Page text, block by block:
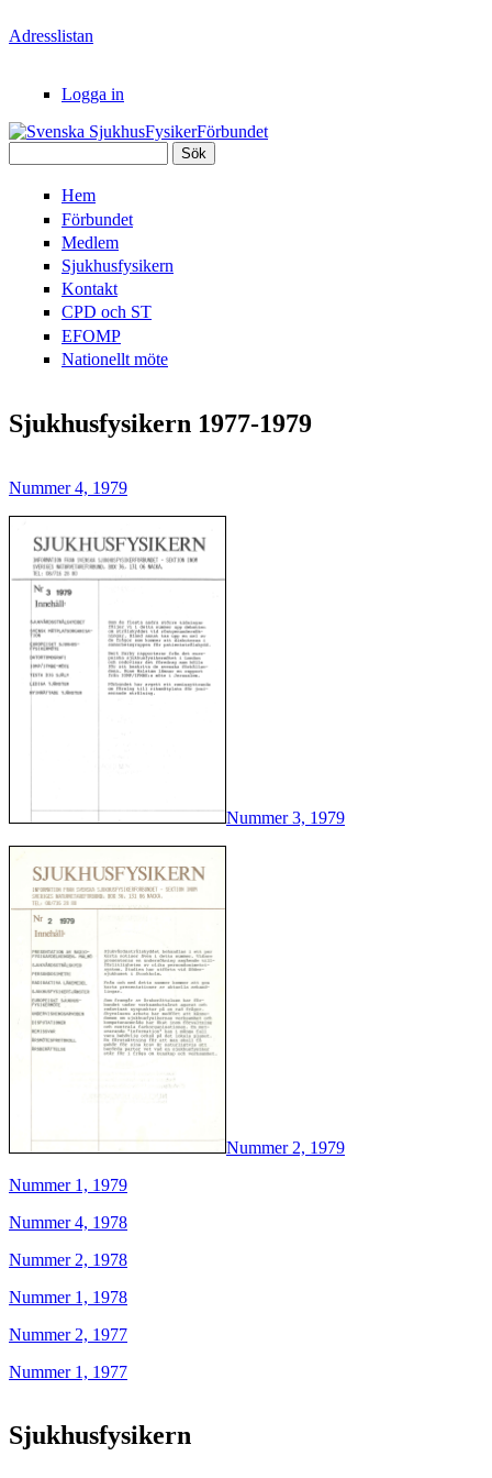
Adresslistan
Logga in
SjukhusFysikerFörbundet
Hem
Förbundet
Medlem
Sjukhusfysikern
Kontakt
CPD och ST
EFOMP
Nationellt möte
Sjukhusfysikern 1977-1979
Nummer 4, 1979
Nummer 3, 1979
Nummer 2, 1979
Nummer 1, 1979
Nummer 4, 1978
Nummer 2, 1978
Nummer 1, 1978
Nummer 2, 1977
Nummer 1, 1977
Sjukhusfysikern